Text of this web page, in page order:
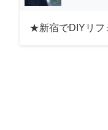
★新宿でDIYリフ